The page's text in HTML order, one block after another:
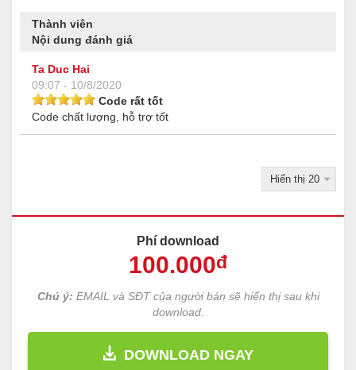
Thành viên
Nội dung đánh giá
Ta Duc Hai
09:07 - 10/8/2020
Code rất tốt
Code chất lượng, hỗ trợ tốt
Phí download
100.000đ
Chú ý: EMAIL và SĐT của người bán sẽ hiển thị sau khi
download.
DOWNLOAD NGAY